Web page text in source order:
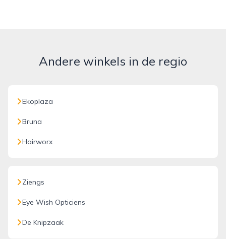
Andere winkels in de regio
Ekoplaza
Bruna
Hairworx
Ziengs
Eye Wish Opticiens
De Knipzaak